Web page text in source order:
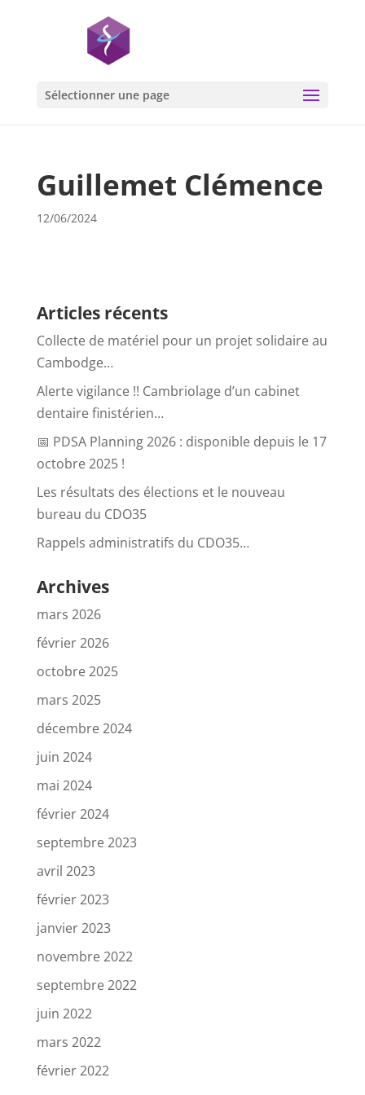
Sélectionner une page
Guillemet Clémence
12/06/2024
Articles récents
Collecte de matériel pour un projet solidaire au
Cambodge…
Alerte vigilance !! Cambriolage d’un cabinet
dentaire finistérien…
📅 PDSA Planning 2026 : disponible depuis le 17
octobre 2025 !
Les résultats des élections et le nouveau
bureau du CDO35
Rappels administratifs du CDO35…
Archives
mars 2026
février 2026
octobre 2025
mars 2025
décembre 2024
juin 2024
mai 2024
février 2024
septembre 2023
avril 2023
février 2023
janvier 2023
novembre 2022
septembre 2022
juin 2022
mars 2022
février 2022